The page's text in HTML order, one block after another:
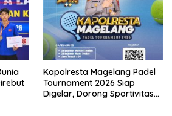
Kapolresta Magelang Padel
Tournament 2026 Siap
Digelar, Dorong Sportivitas